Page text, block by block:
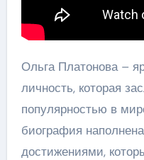
Ольга Платонова –
личность, которая
популярностью в
биография
достижениями,